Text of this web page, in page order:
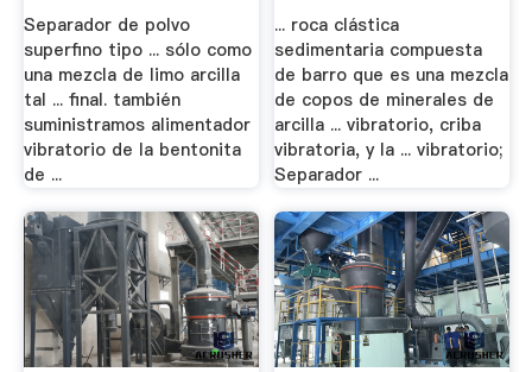
Separador de polvo
superfino tipo ... sólo como
una mezcla de limo arcilla
tal ... final. también
suministramos alimentador
vibratorio de la bentonita
de ...
... roca clástica
sedimentaria compuesta
de barro que es una mezcla
de copos de minerales de
arcilla ... vibratorio, criba
vibratoria, y la ... vibratorio;
Separador ...